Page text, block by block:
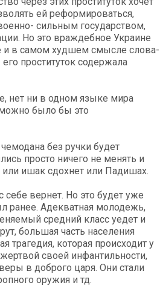
ей реформироваться,
сильным государством,
Но это враждебное Украине
и в самом худшем смысле слова-
проституток содержала
нет ни в одном языке мира
было бы это
без ручки будет
просто ничего не менять и
или ишак сдохнет или Падишах.
вернет. Но это будет уже
ранее. Адекватная молодежь,
средний класс уедет и
большая часть населения
трагедия, которая происходит у
своей инфантильности,
в доброго царя. Они стали
оружия и тд.